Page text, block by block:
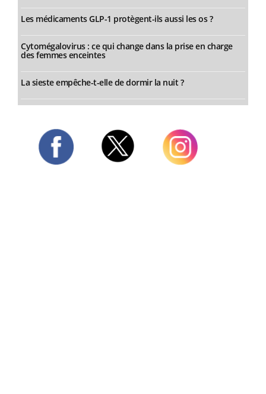
Les médicaments GLP-1 protègent-ils aussi les os ?
Cytomégalovirus : ce qui change dans la prise en charge
des femmes enceintes
La sieste empêche-t-elle de dormir la nuit ?